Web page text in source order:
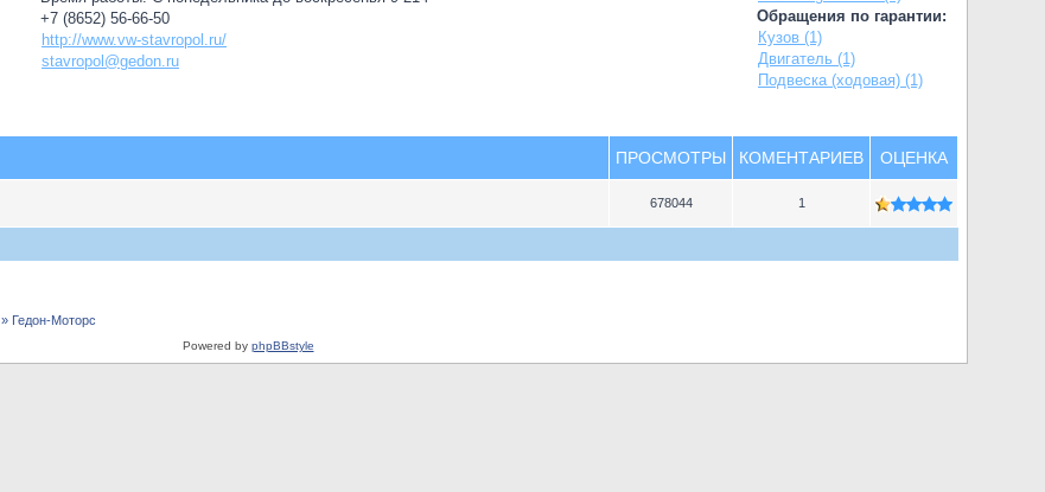
Обращения по гарантии:
Кузов (1)
Двигатель (1)
Подвеска (ходовая) (1)
+7 (8652) 56-66-50
http://www.vw-stavropol.ru/
stavropol@gedon.ru
ПРОСМОТРЫ КОМЕНТАРИЕВ ОЦЕНКА
678044 1
» Гедон-Моторс
Powered by phpBBstyle